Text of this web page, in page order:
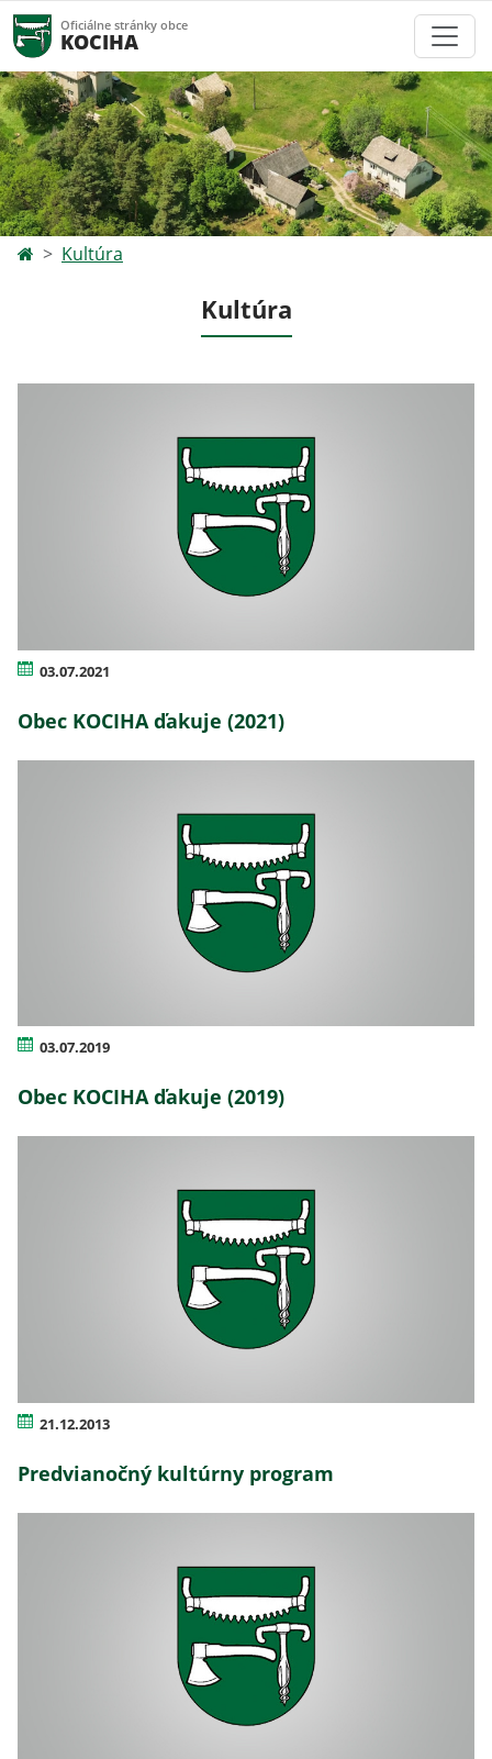
Oficiálne stránky obce
KOCIHA
Kultúra
Kultúra
03.07.2021
Obec KOCIHA ďakuje (2021)
03.07.2019
Obec KOCIHA ďakuje (2019)
21.12.2013
Predvianočný kultúrny program